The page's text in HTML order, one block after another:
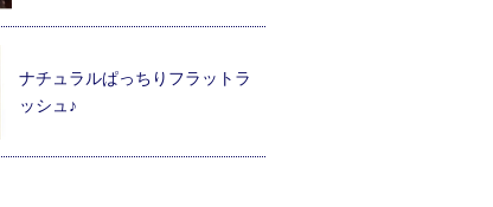
ナチュラルぱっちりフラットラ
ッシュ♪